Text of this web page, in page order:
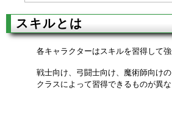
スキルとは
各キャラクターはスキルを習得して強
戦士向け、弓闘士向け、魔術師向けの
クラスによって習得できるものが異な